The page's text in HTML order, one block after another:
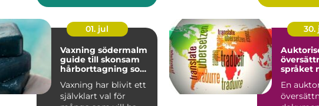
bostadsrättsför...
01. jul
Vaxning södermalm
guide till skonsam
hårborttagning som
Vaxning har blivit ett
självklart val för
30.
språket
En